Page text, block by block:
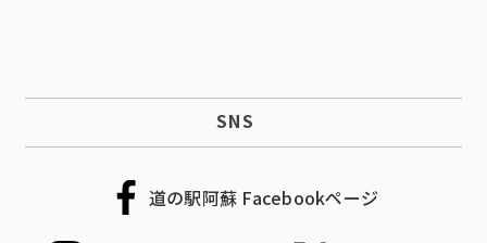
SNS
道の駅阿蘇 Facebookページ